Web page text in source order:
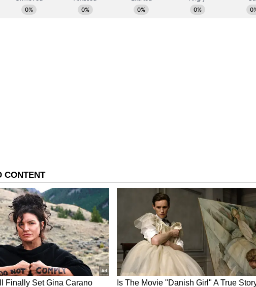
ಮೇ 14 ಯಶಸ್ಸು ಮತ್ತು ಗೌರವವನ್ನು ತರಬಹುದು. ನಿಮ್ಮ ಕೆಲಸವು ಕೆಲಸದಲ್ಲಿ
ನಿಮ್ಮ ಹಿಂದಿನ ಕೆಲಸದ ಪ್ರಯೋಜನಗಳಿಂದ ನಿಮ್ಮ ಬಾಸ್
ಸರ್ಕಾರಿ ಉದ್ಯೋಗದಲ್ಲಿರುವವರಿಗೆ ಅವರ ಮೇಲಧಿಕಾರಿಗಳಿಂದ ಬೆಂಬಲವೂ
ಪ್ರಮುಖ ವ್ಯಕ್ತಿಯನ್ನು ಭೇಟಿಯಾಗುತ್ತೀರಿ, ಅದು ಪ್ರಯೋಜನಕಾರಿ ಎಂದು
ವ್ಯವಹಾರದಲ್ಲಿನ ಹೂಡಿಕೆಗಳು ಲಾಭವನ್ನು ನೀಡುತ್ತವೆ. ನಿಮ್ಮ ಆರ್ಥಿಕ ಪರಿಸ್ಥಿತಿ